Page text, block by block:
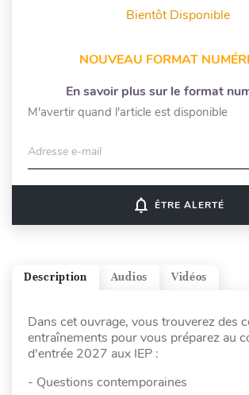
Bientôt Disponible
NOUVEAU FORMAT
En savoir plus sur le format
M'avertir quand l'article est disponible
Adresse e-mail
notifications_none ÊTRE ALERTÉ
Vidéos
Audios
Description
Dans cet ouvrage, vous trouverez des
entraînements pour vous préparez au
d'entrée 2027 aux IEP :
- Questions contemporaines